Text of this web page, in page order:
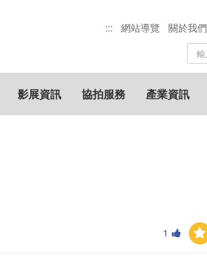
::: 網站導覽 關於我們
站
內
搜
尋
關
鍵
影展資訊 協拍服務 產業資訊
1